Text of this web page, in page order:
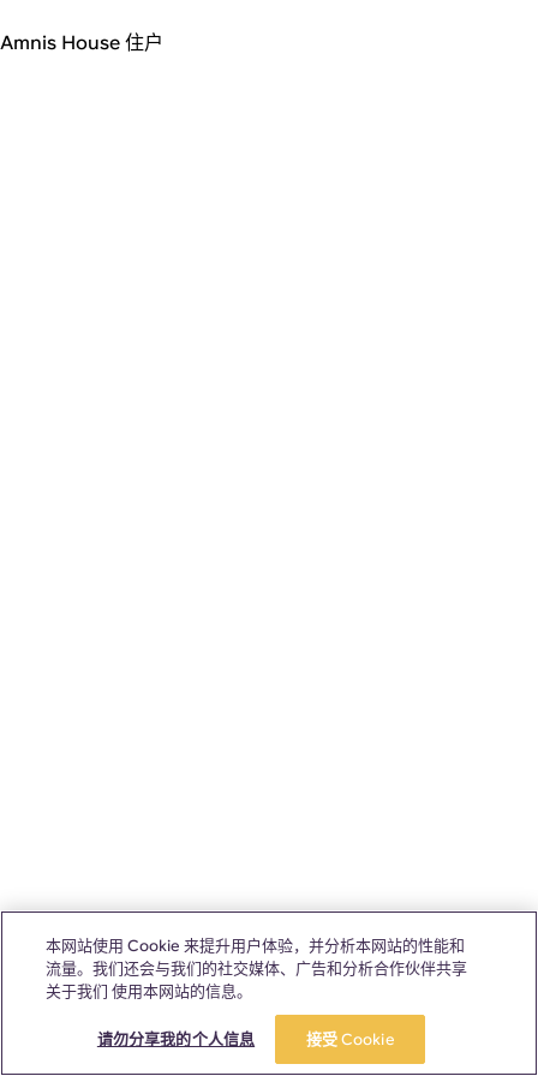
Amnis House 住户
本网站使用 Cookie 来提升用户体验，并分析本网站的性能和
流量。我们还会与我们的社交媒体、广告和分析合作伙伴共享
关于我们 使用本网站的信息。
请勿分享我的个人信息 接受 Cookie